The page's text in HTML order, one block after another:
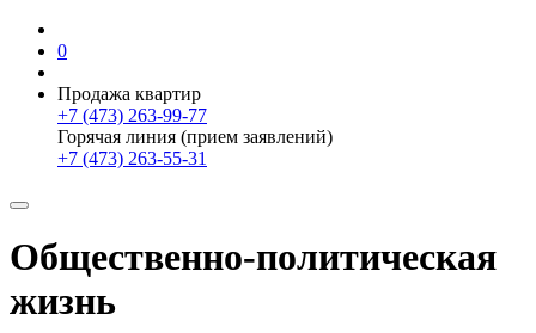
0
Продажа квартир
+7 (473) 263-99-77
Горячая линия (прием заявлений)
+7 (473) 263-55-31
Общественно-политическая
жизнь